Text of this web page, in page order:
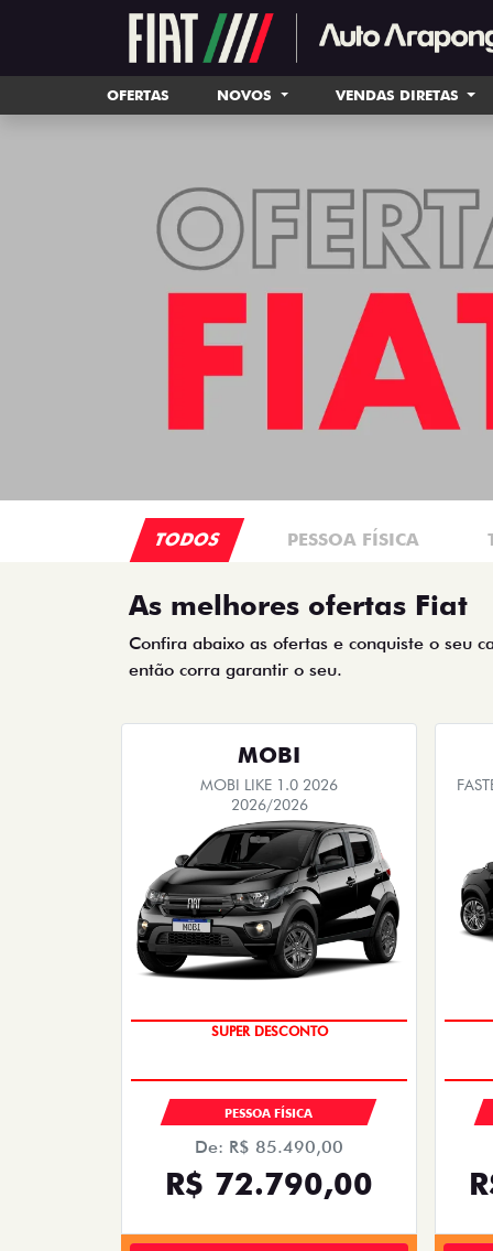
OFERTAS NOVOS VENDAS DIRETAS
TODOS PESSOA FÍSICA
As melhores ofertas Fiat
Confira abaixo as ofertas e conquiste o seu
então corra garantir o seu.
MOBI
MOBI LIKE 1.0 2026
2026/2026
TAXA ZERO
PESSOA FÍSICA
De: R$ 85.490,00
R$ 72.790,00